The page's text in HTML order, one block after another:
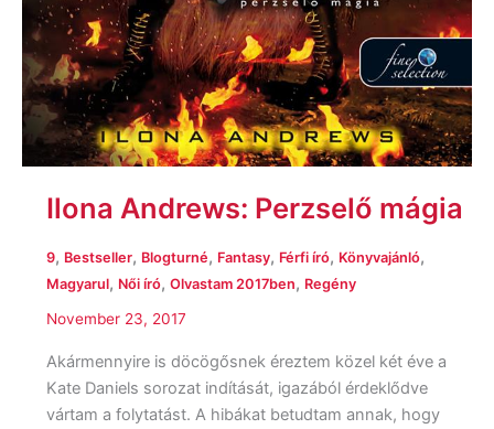
Ilona Andrews: Perzselő mágia
9, Bestseller, Blogturné, Fantasy, Férfi író, Könyvajánló,
Magyarul, Női író, Olvastam 2017ben, Regény
November 23, 2017
Akármennyire is döcögősnek éreztem közel két éve a
Kate Daniels sorozat indítását, igazából érdeklődve
vártam a folytatást. A hibákat betudtam annak, hogy